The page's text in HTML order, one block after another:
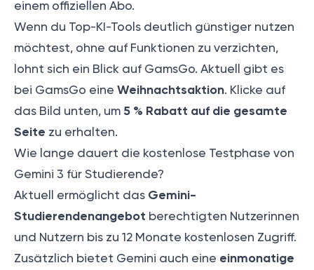
einem offiziellen Abo.
Wenn du Top-KI-Tools deutlich günstiger nutzen
möchtest, ohne auf Funktionen zu verzichten,
lohnt sich ein Blick auf GamsGo. Aktuell gibt es
bei GamsGo eine Weihnachtsaktion. Klicke auf
das Bild unten, um 5 % Rabatt auf die gesamte
Seite zu erhalten.
Wie lange dauert die kostenlose Testphase von
Gemini 3 für Studierende?
Aktuell ermöglicht das Gemini-
Studierendenangebot berechtigten Nutzerinnen
und Nutzern bis zu 12 Monate kostenlosen Zugriff.
Zusätzlich bietet Gemini auch eine einmonatige